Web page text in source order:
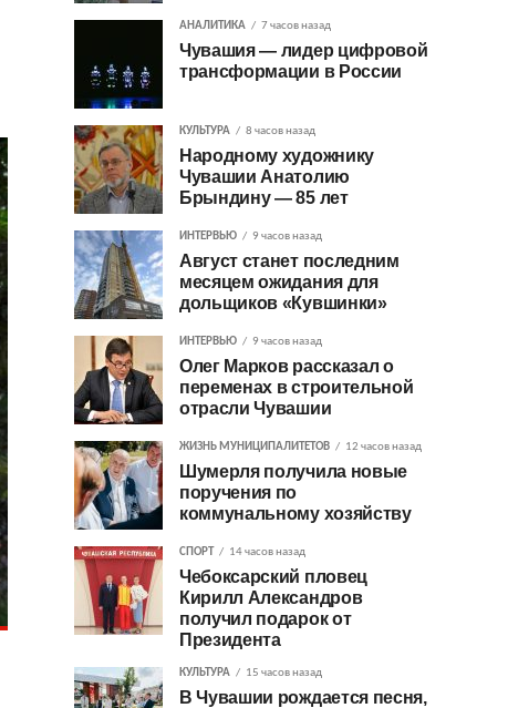
АНАЛИТИКА 7 часов назад
Чувашия — лидер цифровой
трансформации в России
КУЛЬТУРА 8 часов назад
Народному художнику
Чувашии Анатолию
Брындину — 85 лет
ИНТЕРВЬЮ 9 часов назад
Август станет последним
месяцем ожидания для
дольщиков «Кувшинки»
ИНТЕРВЬЮ 9 часов назад
Олег Марков рассказал о
переменах в строительной
отрасли Чувашии
ЖИЗНЬ МУНИЦИПАЛИТЕТОВ 12 часов назад
Шумерля получила новые
поручения по
коммунальному хозяйству
СПОРТ 14 часов назад
Чебоксарский пловец
Кирилл Александров
получил подарок от
Президента
КУЛЬТУРА 15 часов назад
В Чувашии рождается песня,